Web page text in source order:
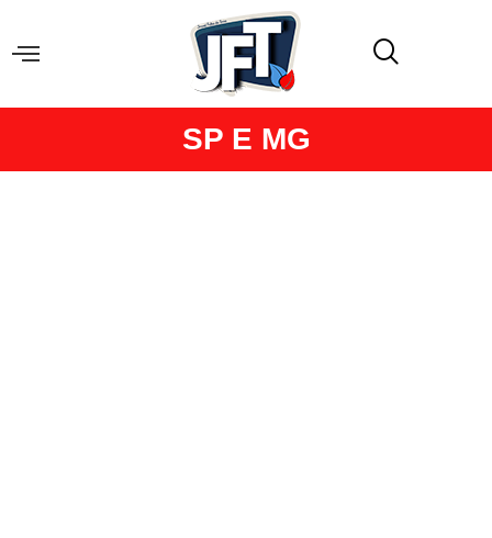
SP E MG